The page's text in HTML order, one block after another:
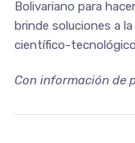
Bolivariano para
brinde soluciones a
científico-
Con información de